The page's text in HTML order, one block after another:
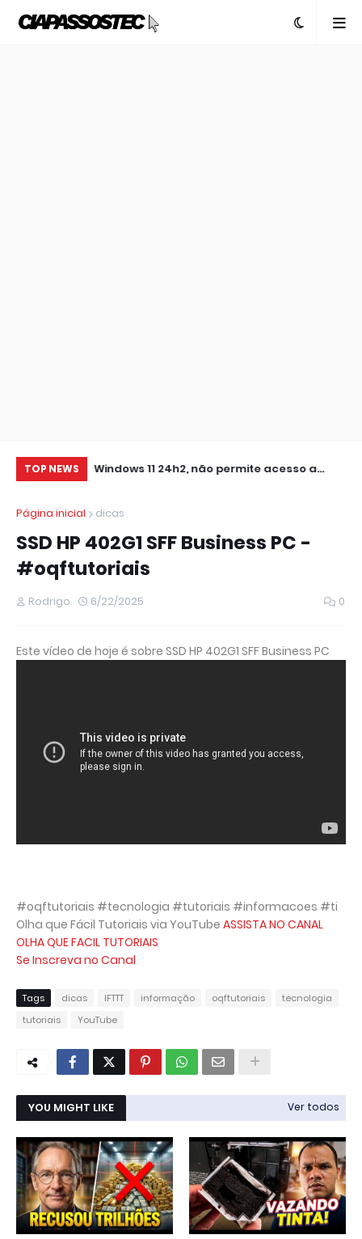
TOP NEWS
IMPRESSORA
Windows 11 24h2, não permite acesso a
outros
Página inicial dicas
SSD HP 402G1 SFF Business PC -
#oqftutoriais
Rodrigo 6/22/2025 0
Este vídeo de hoje é sobre SSD HP 402G1 SFF Business PC
#oqftutoriais #tecnologia #tutoriais #informacoes #ti
Olha que Fácil Tutoriais via YouTube ASSISTA NO CANAL
OLHA QUE FACIL TUTORIAIS
Se Inscreva no Canal
Tags dicas IFTTT informação oqftutoriais
tecnologia
tutoriais
YouTube
YOU MIGHT LIKE Ver todos